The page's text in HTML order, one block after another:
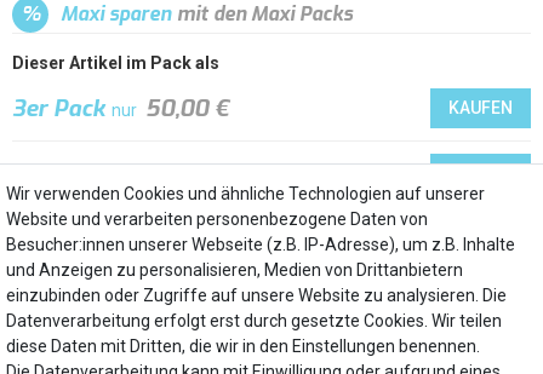
% Maxi sparen mit den Maxi Packs
Dieser Artikel im Pack als
3er Pack nur 50,00 € KAUFEN
2er Pack 33,79 €
5er Packnur 69,99 € KAUFEN
Wir verwenden Cookies und ähnliche Technologien auf unserer
Website und verarbeiten personenbezogene Daten von
Besucher:innen unserer Webseite (z.B. IP-Adresse), um z.B. Inhalte
und Anzeigen zu personalisieren, Medien von Drittanbietern
einzubinden oder Zugriffe auf unsere Website zu analysieren. Die
Datenverarbeitung erfolgt erst durch gesetzte Cookies. Wir teilen
diese Daten mit Dritten, die wir in den Einstellungen benennen.